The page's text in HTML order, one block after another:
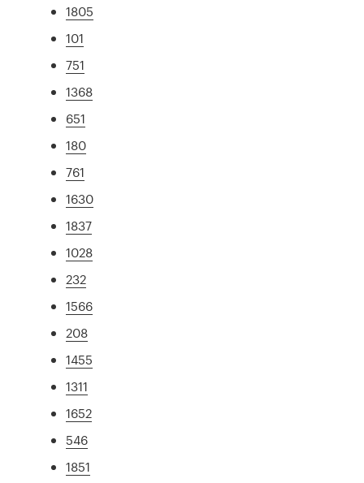
1805
101
751
1368
651
180
761
1630
1837
1028
232
1566
208
1455
1311
1652
546
1851